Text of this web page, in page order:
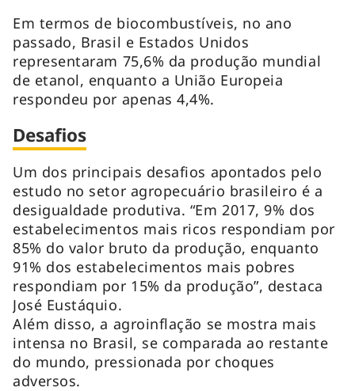
Em termos de biocombustíveis, no ano
passado, Brasil e Estados Unidos
representaram 75,6% da produção mundial
de etanol, enquanto a União Europeia
respondeu por apenas 4,4%.
Desafios
Um dos principais desafios apontados pelo
estudo no setor agropecuário brasileiro é a
desigualdade produtiva. “Em 2017, 9% dos
estabelecimentos mais ricos respondiam por
85% do valor bruto da produção, enquanto
91% dos estabelecimentos mais pobres
respondiam por 15% da produção”, destaca
José Eustáquio.
Além disso, a agroinflação se mostra mais
intensa no Brasil, se comparada ao restante
do mundo, pressionada por choques
adversos.